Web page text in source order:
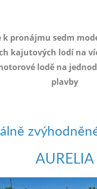
k pronájmu sedm
kajutových lodí na
lodě na
plavby
AURELIA